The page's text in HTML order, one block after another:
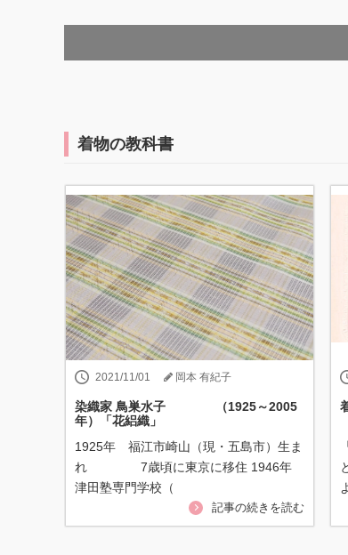
着物の教科書
2021/11/01 岡本 有紀子
染織家 鳥巣水子 （1925～2005
年）「花絽織」
1925年 福江市崎山（現・五島市）生ま
れ 7歳頃に東京に移住 1946年
津田塾専門学校（
記事の続きを読む